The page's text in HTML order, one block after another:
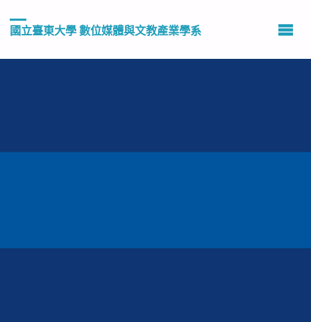
國立臺東大學 數位媒體與文教產業學系